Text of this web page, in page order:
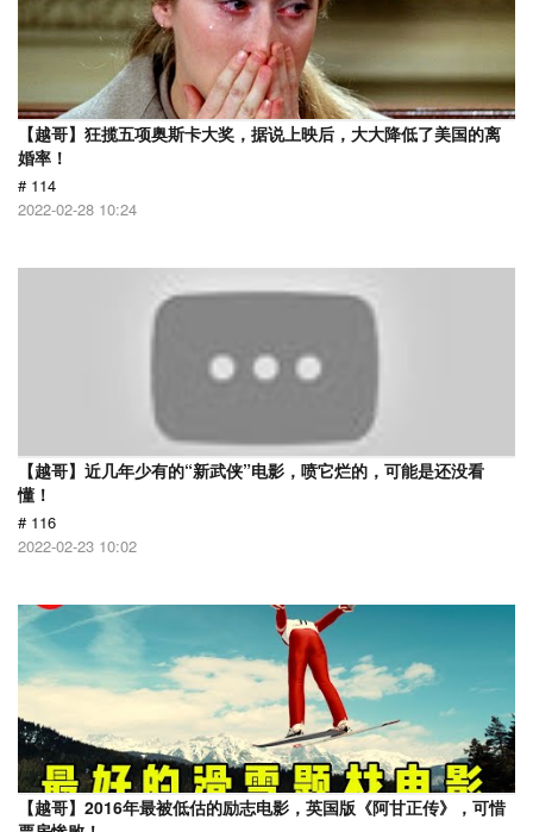
【越哥】狂揽五项奥斯卡大奖，据说上映后，大大降低了美国的离
婚率！
# 114
2022-02-28 10:24
【越哥】近几年少有的“新武侠”电影，喷它烂的，可能是还没看
懂！
# 116
2022-02-23 10:02
【越哥】2016年最被低估的励志电影，英国版《阿甘正传》，可惜